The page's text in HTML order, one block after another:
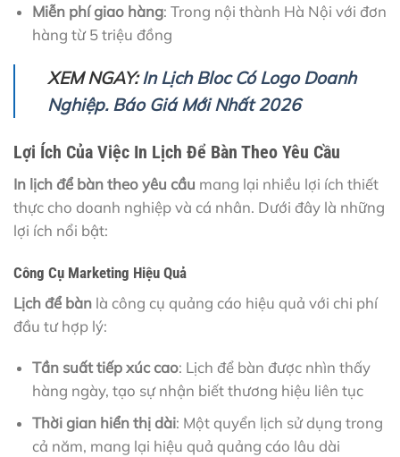
Miễn phí giao hàng: Trong nội thành Hà Nội với đơn
hàng từ 5 triệu đồng
XEM NGAY:In Lịch Bloc Có Logo Doanh
Nghiệp. Báo Giá Mới Nhất 2026
Lợi Ích Của Việc In Lịch Để Bàn Theo Yêu Cầu
In lịch để bàn theo yêu cầu mang lại nhiều lợi ích thiết
thực cho doanh nghiệp và cá nhân. Dưới đây là những
lợi ích nổi bật:
Công Cụ Marketing Hiệu Quả
Lịch để bàn là công cụ quảng cáo hiệu quả với chi phí
đầu tư hợp lý:
Tần suất tiếp xúc cao: Lịch để bàn được nhìn thấy
hàng ngày, tạo sự nhận biết thương hiệu liên tục
Thời gian hiển thị dài: Một quyển lịch sử dụng trong
cả năm, mang lại hiệu quả quảng cáo lâu dài